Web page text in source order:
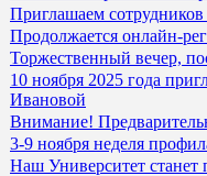
Приглашаем
Продолжается онлайн-
Торжественный вечер,
10 ноября 2025 года
Ивановой
Внимание!
3-9 ноября неделя
Наш Университет